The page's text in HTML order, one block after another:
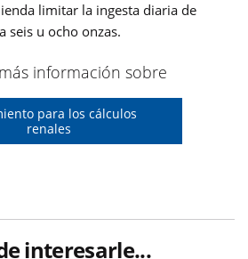
limitar la ingesta diaria de
seis u ocho onzas.
información sobre
para los cálculos
renales
interesarle...